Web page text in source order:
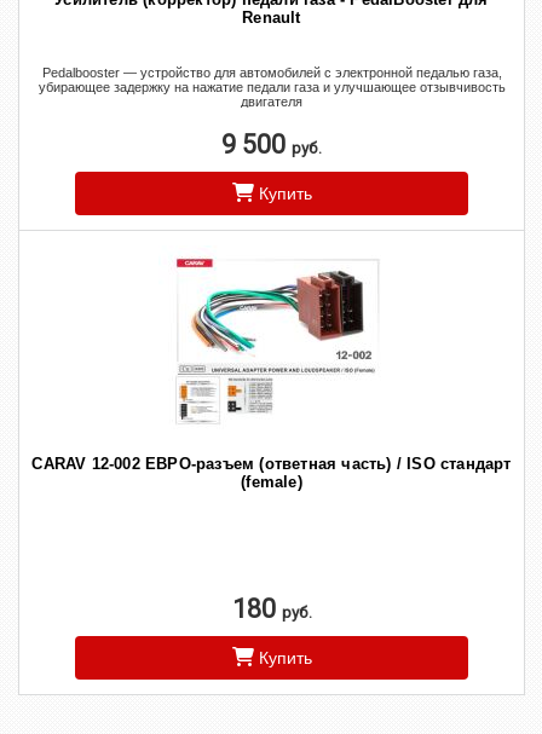
Renault
Pedalbooster — устройство для автомобилей с электронной педалью газа,
убирающее задержку на нажатие педали газа и улучшающее отзывчивость
двигателя
9 500 руб.
Купить
CARAV 12-002 ЕВРО-разъем (ответная часть) / ISO стандарт
(female)
180 руб.
Купить